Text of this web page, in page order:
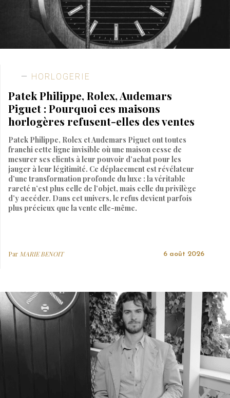
HORLOGERIE
Patek Philippe, Rolex, Audemars
Piguet : Pourquoi ces maisons
horlogères refusent-elles des ventes
Patek Philippe, Rolex et Audemars Piguet ont toutes
franchi cette ligne invisible où une maison cesse de
mesurer ses clients à leur pouvoir d’achat pour les
jauger à leur légitimité. Ce déplacement est révélateur
d’une transformation profonde du luxe : la véritable
rareté n’est plus celle de l’objet, mais celle du privilège
d’y accéder. Dans cet univers, le refus devient parfois
plus précieux que la vente elle-même.
Par MARIE BENOIT 6 août 2026